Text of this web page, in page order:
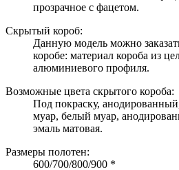
прозрачное с фацетом.
Скрытый короб:
Данную модель можно
коробе: материал короба из
алюминиевого профиля.
Возможные цвета скрытого короба:
Под покраску,
муар, белый муар,
эмаль матовая.
Размеры полотен:
600/700/800/900 *